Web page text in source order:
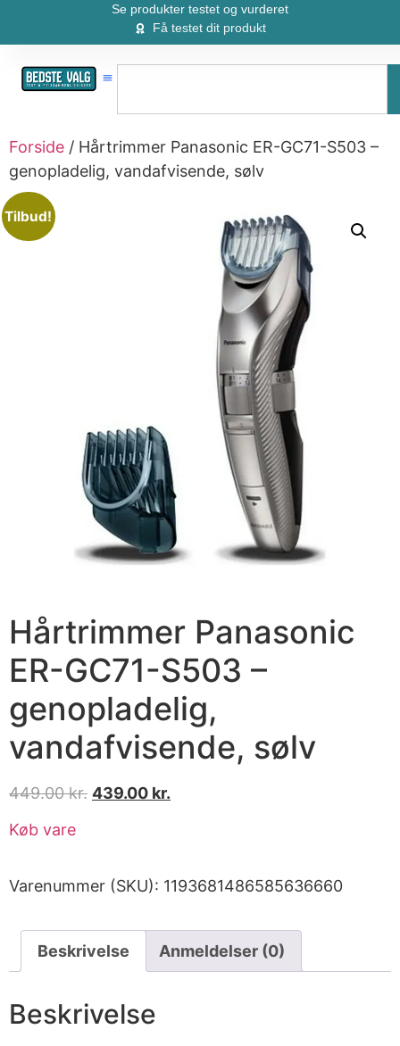
Se produkter testet og vurderet
Få testet dit produkt
Forside / Hårtrimmer Panasonic ER-GC71-S503 –
genopladelig, vandafvisende, sølv
Tilbud!
Hårtrimmer Panasonic
ER-GC71-S503 –
genopladelig,
vandafvisende, sølv
449.00kr. 439.00 kr.
Køb vare
Varenummer (SKU): 1193681486585636660
Beskrivelse Anmeldelser (0)
Beskrivelse